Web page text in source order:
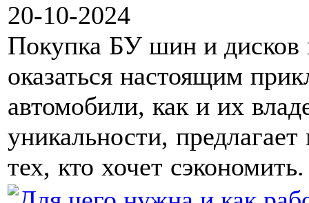
20-10-2024
Покупка БУ шин и дисков
оказаться настоящим
автомобили, как и их
уникальности,
тех, кто хочет сэкономить.